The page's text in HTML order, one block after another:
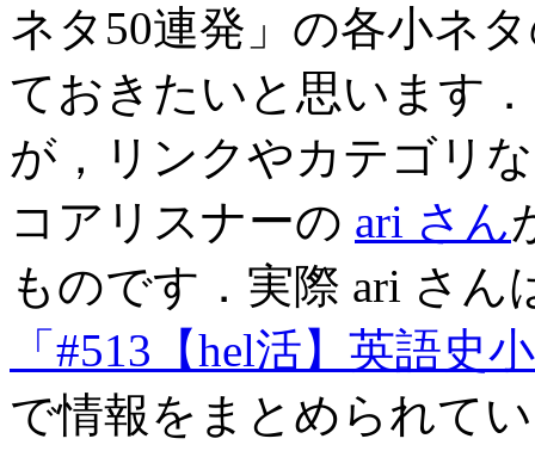
ネタ50連発」の各小ネ
ておきたいと思います
が，リンクやカテゴリ
コアリスナーの ari さん
ものです．実際 ari さん
「#513【hel活】英語史
で情報をまとめられて